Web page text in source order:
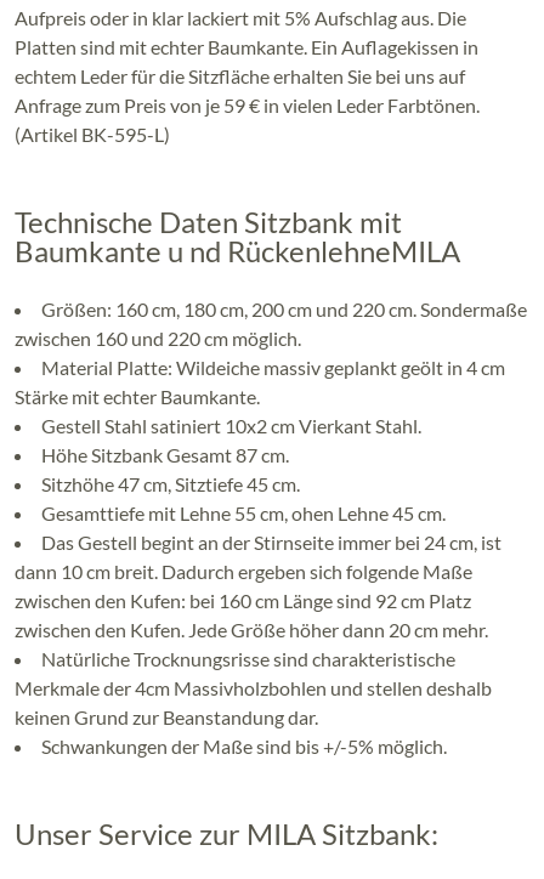
Aufpreis oder in klar lackiert mit 5% Aufschlag aus. Die
Platten sind mit echter Baumkante. Ein Auflagekissen in
echtem Leder für die Sitzfläche erhalten Sie bei uns auf
Anfrage zum Preis von je 59 € in vielen Leder Farbtönen.
(Artikel BK-595-L)
Technische Daten Sitzbank mit
Baumkante u nd RückenlehneMILA
Größen: 160 cm, 180 cm, 200 cm und 220 cm. Sondermaße
zwischen 160 und 220 cm möglich.
Material Platte: Wildeiche massiv geplankt geölt in 4 cm
Stärke mit echter Baumkante.
Gestell Stahl satiniert 10x2 cm Vierkant Stahl.
Höhe Sitzbank Gesamt 87 cm.
Sitzhöhe 47 cm, Sitztiefe 45 cm.
Gesamttiefe mit Lehne 55 cm, ohen Lehne 45 cm.
Das Gestell begint an der Stirnseite immer bei 24 cm, ist
dann 10 cm breit. Dadurch ergeben sich folgende Maße
zwischen den Kufen: bei 160 cm Länge sind 92 cm Platz
zwischen den Kufen. Jede Größe höher dann 20 cm mehr.
Natürliche Trocknungsrisse sind charakteristische
Merkmale der 4cm Massivholzbohlen und stellen deshalb
keinen Grund zur Beanstandung dar.
Schwankungen der Maße sind bis +/-5% möglich.
Unser Service zur MILA Sitzbank: